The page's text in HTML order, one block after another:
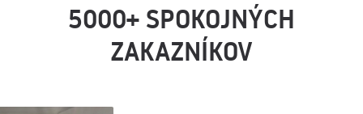
5000+ SPOKOJNÝCH
ZAKAZNÍKOV